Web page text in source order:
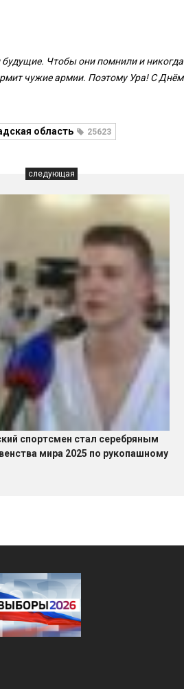
Чтобы они помнили и никогда
чужие армии. Поэтому Ура! С Днём
область 25623
следующая
спортсмен стал серебряным
мира 2025 по рукопашному